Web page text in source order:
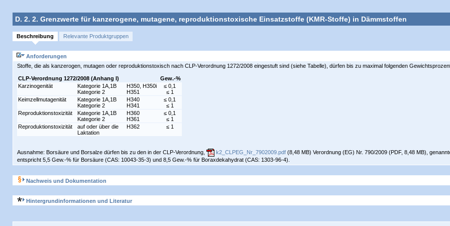
D. 2. 2. Grenzwerte für kanzerogene, mutagene, reproduktionstoxische Einsatzstoffe (KMR-Stoffe) in Dämmstoffen
Beschreibung Relevante Produktgruppen
Anforderungen
Stoffe, die als kanzerogen, mutagen oder reproduktionstoxisch nach CLP-Verordnung 1272/2008 eingestuft sind (siehe Tabelle), dürfen bis zu maximal folgenden
CLP-Verordnung 1272/2008 (Anhang I)
Gew.-%
Karzinogenität
Kategorie 1A,1B
Kategorie 2
H350, H350i
H351
≤ 0,1
≤ 1
Keimzellmutagenität
Kategorie 1A,1B
Kategorie 2
H340
H341
≤ 0,1
≤ 1
Reproduktionstoxizität
Kategorie 1A,1B
Kategorie 2
H360
H361
≤ 0,1
≤ 1
Reproduktionstoxizität
auf oder über die
Laktation
H362 ≤ 1
Ausnahme: Borsäure und Borsalze dürfen bis zu den in der CLP-Verordnung, k2_CLPEG_Nr_7902009.pdf (8,48 MB) Verordnung (EG) Nr. 790/2009 (PDF, 8,48 MB),
entspricht 5,5 Gew.-% für Borsäure (CAS: 10043-35-3) und 8,5 Gew.-% für Boraxdekahydrat (CAS: 1303-96-4).
Nachweis und Dokumentation
Hintergrundinformationen und Literatur